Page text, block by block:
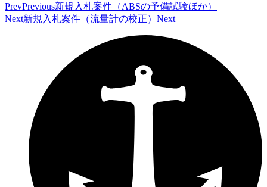
PrevPrevious新規入札案件（ABSの予備試験ほか）
Next新規入札案件（流量計の校正） Next